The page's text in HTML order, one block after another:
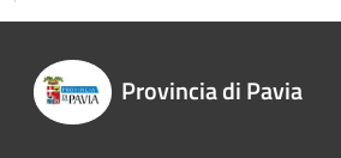
Provincia di Pavia